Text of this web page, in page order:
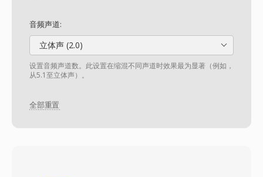
音频声道:
立体声 (2.0)
设置音频声道数。此设置在缩混不同声道时效果最为显著（例如，
从5.1至立体声）。
全部重置